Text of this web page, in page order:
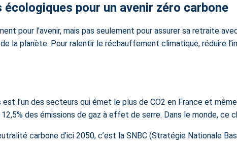
pour un avenir zéro carbone
pour l’avenir, mais pas seulement pour assurer sa retraite
la planète. Pour ralentir le réchauffement climatique, réduire
l’un des secteurs qui émet le plus de CO2 en France et même
des émissions de gaz à effet de serre. Dans le monde, ce
carbone d’ici 2050, c’est la SNBC (Stratégie Nationale